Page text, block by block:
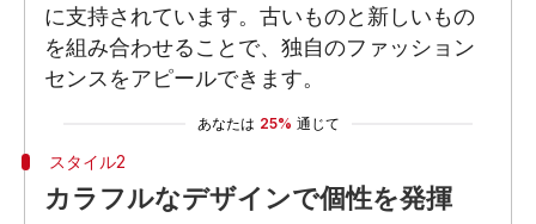
に支持されています。古いものと新しいもの
を組み合わせることで、独自のファッション
センスをアピールできます。
あなたは 25% 通じて
スタイル2
カラフルなデザインで個性を発揮